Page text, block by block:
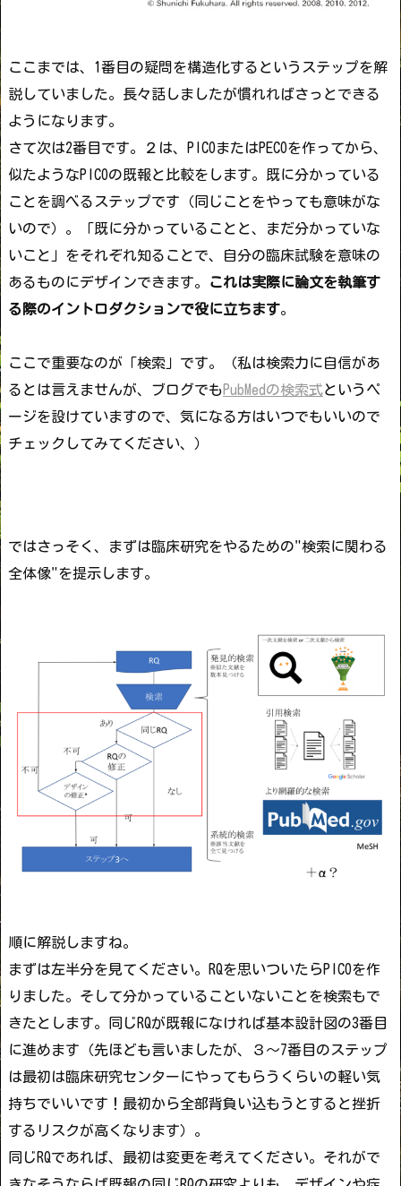
ここまでは、1番目の疑問を構造化するというステップを解
説していました。長々話しましたが慣れればさっとできる
ようになります。
さて次は2番目です。２は、PICOまたはPECOを作ってから、
似たようなPICOの既報と比較をします。既に分かっている
ことを調べるステップです（同じことをやっても意味がな
いので）。「既に分かっていることと、まだ分かっていな
いこと」をそれぞれ知ることで、自分の臨床試験を意味の
あるものにデザインできます。
これは実際に論文を執筆す
る際のイントロダクションで役に立ちます。
ここで重要なのが「検索」です。
（私は検索力に自信があ
るとは言えませんが、ブログでも PubMedの検索式というペ
ージを設けていますので、気になる方はいつでもいいので
チェックしてみてください、）
ではさっそく、まずは臨床研究をやるための"検索に関わる
全体像"を提示します。
順に解説しますね。
まずは左半分を見てください。RQを思いついたらPICOを作
りました。そして分かっていることいないことを検索もで
きたとします。同じRQが既報になければ基本設計図の3番目
に進めます （先ほども言いましたが、３〜7番目のステップ
は最初は臨床研究センターにやってもらうくらいの軽い気
持ちでいいです！最初から全部背負い込もうとすると挫折
するリスクが高くなります）。
同じRQであれば、最初は変更を考えてください。それがで